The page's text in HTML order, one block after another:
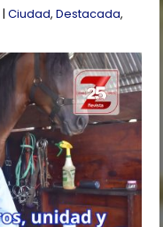
|Ciudad,Destacada,